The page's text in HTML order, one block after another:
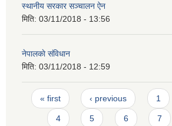
स्थानीय सरकार सञ्चालन ऐन
मिति: 03/11/2018 - 13:56
नेपालकाे संविधान
मिति: 03/11/2018 - 12:59
Pages
« first ‹ previous 1
4 5 6 7